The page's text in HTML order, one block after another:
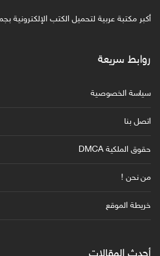
أكبر مكتبة عربية لتحميل الكتب الإلكترونية
روابط سريعة
سياسة الخصوصية
اتصل بنا
حقوق الملكية DMCA
من نحن !
خريطة الموقع